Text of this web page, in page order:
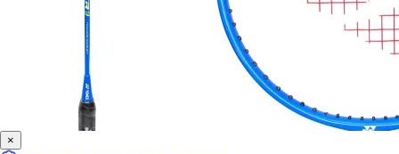
×